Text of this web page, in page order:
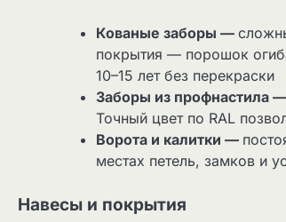
Кованые заборы —
покрытия — порошок
10–15 лет без перекраски
Заборы из профнастила —
Точный цвет по RAL
Ворота и калитки —
местах петель, замков и
Навесы и покрытия